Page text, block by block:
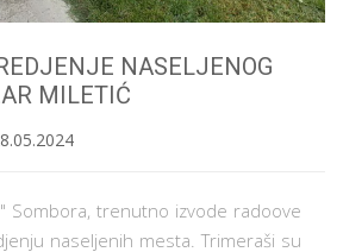
NASELJENOG
MILETIĆ
Sombora, trenutno izvode radoove
naseljenih mesta. Trimeraši su